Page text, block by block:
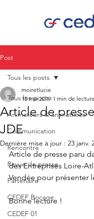
Post
Tous les posts
Animateurs & animatrices
Communication
Rencontre
Revue de presse
Partenaire
CEDEF Bocage
CEDEF 01
Tous les posts
Article de
JDE
moiretlucie
15 mai 2019 1 min de lecture
Dernière mise à jour : 23 janv.
Article de presse paru
des Entreprises Loire-
Vendée pour présenter
Bonne lecture !